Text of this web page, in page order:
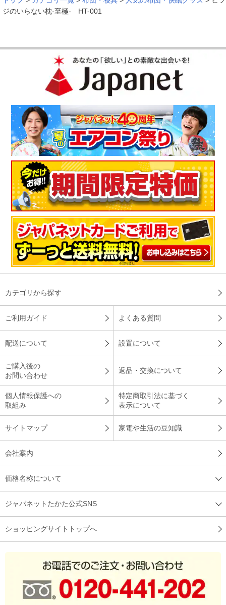
今まで色んな枕を試しましたが、この枕は本当に最高です！ず
枕の不思議な感触がとても気に入ってい
ます！
枕に重みがあり、ずれなくていいです。枕の不思議な感触がと
ても気に入っています！
（東京都50代K.I様）
首筋にフィットし、とても心地よい
枕が合わずに悩んでいたときにこの商品を知り、良さそうと思
ったから購入しました！寝たときに首筋にフィットし、とても
心地よく感じられ最高です。
（埼玉県60代M.S様
※「お客様の声」は実際にご購入されたお客様からのご意見を掲載しておりま
※ 商品により、同一シリーズをご購入された方の声を含みます。
ジのいらない枕-至極- HT-001
カテゴリから探す
ご利用ガイド よくある質問
配送について 設置について
ご購入後の
お問い合わせ
返品・交換について
個人情報保護への
取組み
特定商取引法に基づく
表示について
サイトマップ 家電や生活の豆知識
会社案内
価格名称について
ジャパネットたかた公式SNS
ショッピングサイトトップへ